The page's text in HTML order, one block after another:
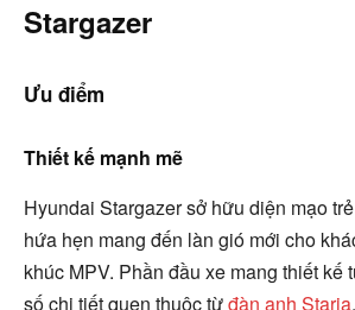
Stargazer
Ưu điểm
Thiết kế mạnh mẽ
Hyundai Stargazer sở hữu diện mạo
hứa hẹn mang đến làn gió mới cho
khúc MPV. Phần đầu xe mang thiết kế
số chi tiết quen thuộc từđàn anh Staria.